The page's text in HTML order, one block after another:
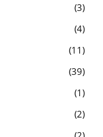
3
4
11
39
1
2